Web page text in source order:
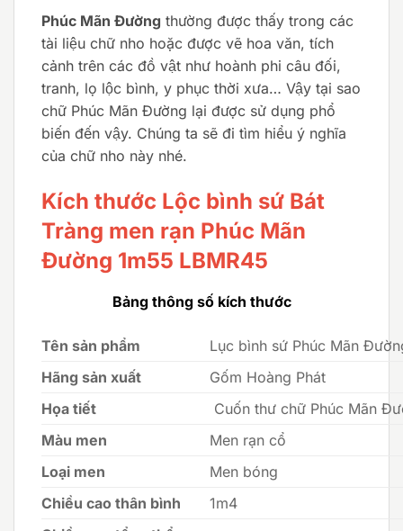
Phúc Mãn Đường thường được thấy trong các
tài liệu chữ nho hoặc được vẽ hoa văn, tích
cảnh trên các đồ vật như hoành phi câu đối,
tranh, lọ lộc bình, y phục thời xưa… Vậy tại sao
chữ Phúc Mãn Đường lại được sử dụng phổ
biến đến vậy. Chúng ta sẽ đi tìm hiểu ý nghĩa
của chữ nho này nhé.
Kích thước Lộc bình sứ Bát
Tràng men rạn Phúc Mãn
Đường 1m55 LBMR45
Bảng thông số kích thước
Tên sản phẩm
Lục bình sứ Phúc Mãn
Hãng sản xuất
Gốm Hoàng Phát
Họa tiết
Cuốn thư chữ Phúc Mãn
Màu men
Men rạn cổ
Loại men
Men bóng
Chiều cao thân bình
1m4